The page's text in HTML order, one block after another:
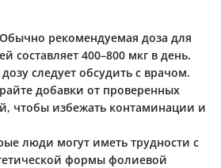
Обычно рекомендуемая доза для
составляет 400–800 мкг в день.
следует обсудить с врачом.
добавки от проверенных
чтобы избежать контаминации и
люди могут иметь трудности с
формы фолиевой